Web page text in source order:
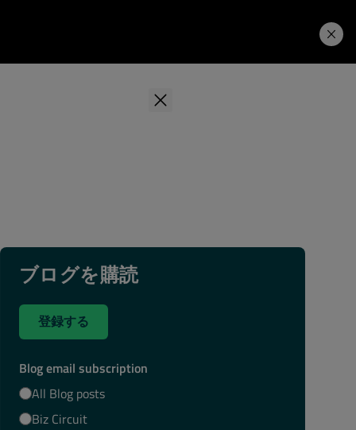
ブログを購読
登録する
Blog email subscription
All Blog posts
Biz Circuit